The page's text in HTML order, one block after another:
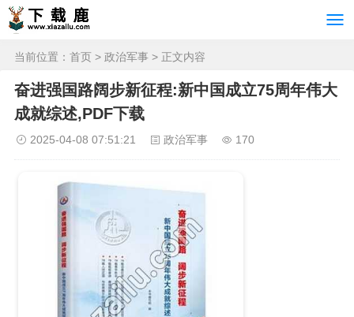
当前位置： 首页 > 政治军事 > 正文内容
奋进强国路阔步新征程:新中国成立75周年伟大
成就综述,PDF下载
2025-04-08 07:51:21 政治军事 170